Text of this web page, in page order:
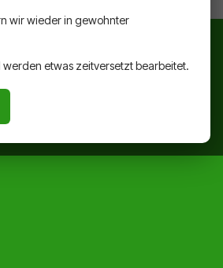
wir wieder in gewohnter
etwas zeitversetzt bearbeitet.